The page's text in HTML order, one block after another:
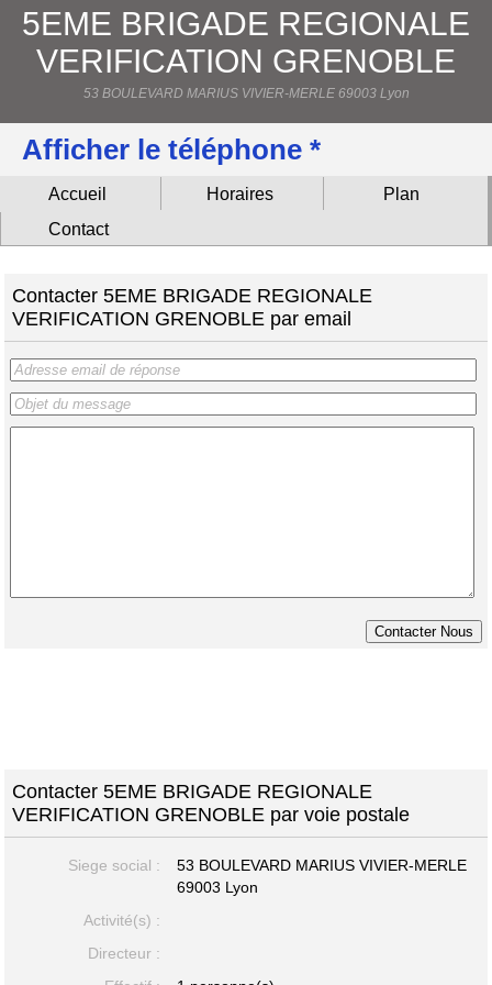
5EME BRIGADE REGIONALE
VERIFICATION GRENOBLE
53 BOULEVARD MARIUS VIVIER-MERLE 69003 Lyon
Afficher le téléphone *
Accueil Horaires
Plan
Contact
Contacter 5EME BRIGADE REGIONALE
VERIFICATION GRENOBLE par email
Contacter 5EME BRIGADE REGIONALE
VERIFICATION GRENOBLE par voie postale
Siege social :
53 BOULEVARD MARIUS VIVIER-MERLE
69003 Lyon
Activité(s) :
Directeur :